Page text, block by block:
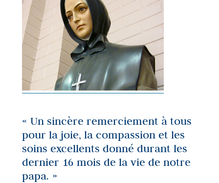
« Un sincère remerciement à tous
pour la joie, la compassion et les
soins excellents donné durant les
dernier 16 mois de la vie de notre
papa. »